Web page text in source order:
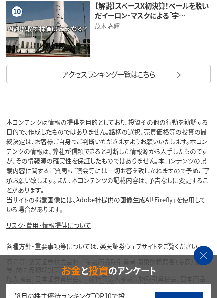
10
【解説】スペースX初決算！ベールを脱い
だイーロン・マスクによる「宇…
茂木 春輝
アクセスランキング一覧はこちら
本コンテンツは情報の提供を目的としており、投資その他の行動を勧誘する
目的で、作成したものではありません。銘柄の選択、売買価格等の投資の最
終決定は、お客様ご自身でご判断いただきますようお願いいたします。本コン
テンツの情報は、弊社が信頼できると判断した情報源から入手したものです
が、その情報源の確実性を保証したものではありません。本コンテンツの記
載内容に関するご質問・ご照会等には一切お答え致しかねますので予めご了
承お願い致します。また、本コンテンツの記載内容は、予告なしに変更するこ
とがあります。
当サイトの掲載画像には、Adobe社提供の画像生成AI「Firefly」を使用して
いる場合があります。
リスク・費用・情報提供について
各種方針・重要事項等については、楽天証券ウェブサイトをご覧ください。
商号等：楽天証券株式会社／金融商品取引業者 関東財務局長（金商）第195
号、商品先物取引業者
加入協会：日本証券業協会、一般社団法人金融先物取引業協会、日本商品
先物取引協会、一般社団法人第二種金融商品取引業協会、一般社団法人資
産運用業協会
お金と投資のアンケート
【8月の株主優待ランキングTOP10で投